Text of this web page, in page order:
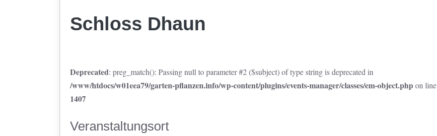
Schloss Dhaun
Deprecated: preg_match(): Passing null to parameter #2 ($subject) of type string is deprecated in
/www/htdocs/w01eea79/garten-pflanzen.info/wp-content/plugins/events-manager/classes/em-object.phpon line
1407
Veranstaltungsort